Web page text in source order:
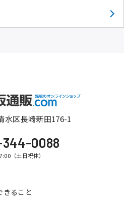
水区長崎新田176-1
0088
（土日祝休）
きること